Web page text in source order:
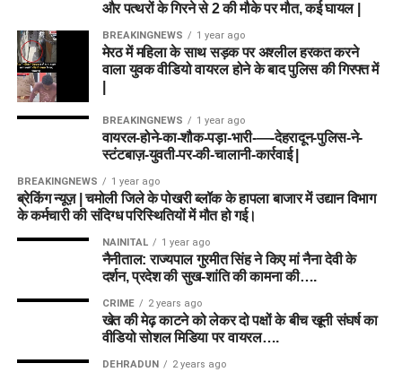
और पत्थरों के गिरने से 2 की मौके पर मौत, कई घायल |
BREAKINGNEWS 1 year ago
मेरठ में महिला के साथ सड़क पर अश्लील हरकत करने
वाला युवक वीडियो वायरल होने के बाद पुलिस की गिरफ्त में
BREAKINGNEWS 1 year ago
वायरल-होने-का-शौक-पड़ा-भारी-—-देहरादून-पुलिस-ने-
स्टंटबाज़-युवती-पर-की-चालानी-कार्रवाई |
BREAKINGNEWS 1 year ago
ब्रेकिंग न्यूज़ | चमोली जिले के पोखरी ब्लॉक के हापला बाजार में उद्यान विभाग
के कर्मचारी की संदिग्ध परिस्थितियों में मौत हो गई।
NAINITAL 1 year ago
नैनीताल: राज्यपाल गुरमीत सिंह ने किए मां नैना देवी के
दर्शन, प्रदेश की सुख-शांति की कामना की….
CRIME 2 years ago
खेत की मेढ़ काटने को लेकर दो पक्षों के बीच खूनी संघर्ष का
वीडियो सोशल मिडिया पर वायरल….
DEHRADUN 2 years ago